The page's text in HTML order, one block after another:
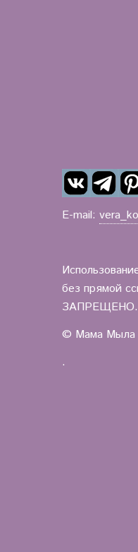
E-mail:
без прямой
ЗАПРЕЩЕНО.
© Мама Мыла
.